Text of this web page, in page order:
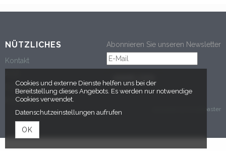
NÜTZLICHES
Kontakt
Datenschutz
Impressum
Abonnieren Sie unseren Newsletter
powered by tickettoaster
Cookies und externe Dienste helfen uns bei der
Bereitstellung dieses Angebots. Es werden nur notwendige
Cookies verwendet.
Datenschutzeinstellungen aufrufen
OK